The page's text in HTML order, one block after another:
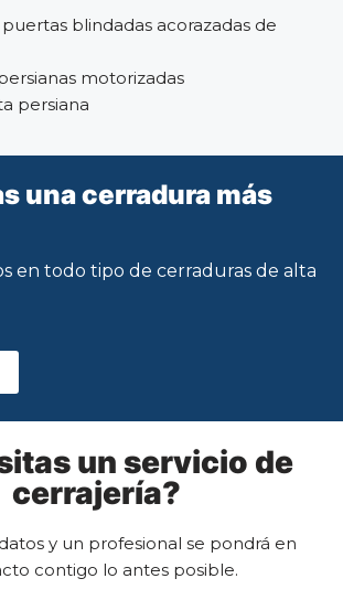
blindadas acorazadas de
motorizadas
persiana
una cerradura más
en todo tipo de cerraduras de alta
un servicio de
cerrajería?
y un profesional se pondrá en
contigo lo antes posible.